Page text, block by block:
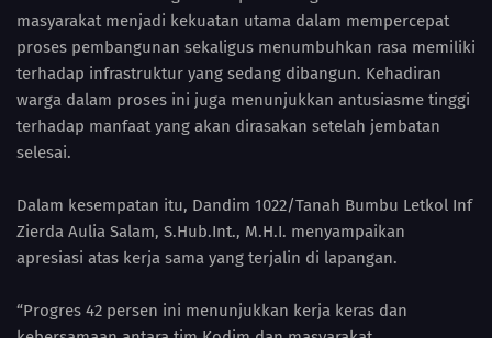
masyarakat menjadi kekuatan utama dalam mempercepat
proses pembangunan sekaligus menumbuhkan rasa memiliki
terhadap infrastruktur yang sedang dibangun. Kehadiran
warga dalam proses ini juga menunjukkan antusiasme tinggi
terhadap manfaat yang akan dirasakan setelah jembatan
selesai.
Dalam kesempatan itu, Dandim 1022/Tanah Bumbu Letkol Inf
Zierda Aulia Salam, S.Hub.Int., M.H.I. menyampaikan
apresiasi atas kerja sama yang terjalin di lapangan.
“Progres 42 persen ini menunjukkan kerja keras dan